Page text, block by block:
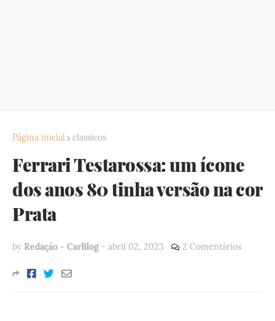
Página inicial classicos
Ferrari Testarossa: um ícone
dos anos 80 tinha versão na cor
Prata
by Redação - CarBlog - abril 02, 2023 2 Comentários